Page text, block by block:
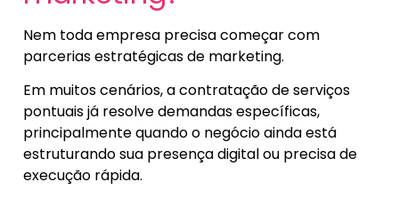
Nem toda empresa precisa começar com
parcerias estratégicas de marketing.
Em muitos cenários, a contratação de serviços
pontuais já resolve demandas específicas,
principalmente quando o negócio ainda está
estruturando sua presença digital ou precisa de
execução rápida.